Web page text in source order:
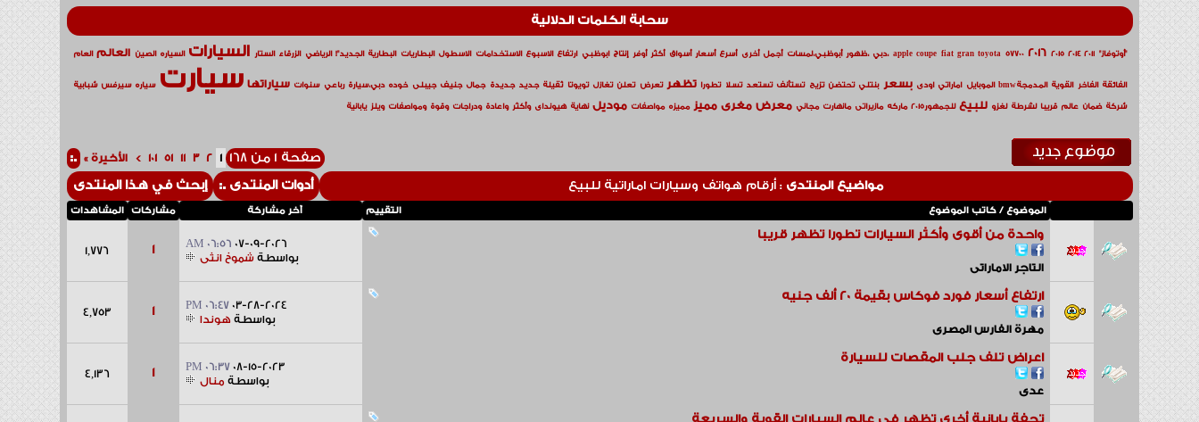
سحابة الكلمات الدلالية
"أوتوفاز" 2011
2014
2015
2016
57700
apple coupe fiat gran toyota ،دبي ،ظهور أبوظبي،لمسات أجمل أخرى أسرع أسعار أسواق أكثر أوفر إنتاج ابوظبي ارتفاع الاسبوع الاستخدامات الاسطول البطاريات البطارية الجديد"! الرياضي الزرقاء الستار السيارات السياره الصين العالم العام
الفائقة الفاخر القوية المدمجةbmw الموبايل اماراتي اودى بسعر بنتلي تحتضن تزيح تستأنف تستعد تسلا تطورا تظهر تعرض تعلن تغازل تويوتا ثقيلة جديد جديدة جمال جنيف جيبلى خوده دبي،سيارة رباعي سنوات سياراتها سيارت سياره سيرفس شبابية
شركة ضمان عالم قريبا لشرطة لغزو للبيع للجمهور2015 ماركه مازيراتى مانهارت مجاني معرض مغرى مميز مميزه مواصفات موديل نهاية هيونداى وأكثر واعادة ودراجات وقوة ومواصفات ويلز يابانية
صفحة 1 من 168 1
2
3
11
51
101
> الأخيرة»
مواضيع المنتدى : أرقام هواتف وسيارات اماراتية للبيع أدوات المنتدى إبحث في هذا المنتدى
التقييم الموضوع /كاتب الموضوع آخر مشاركة مشاركات المشاهدات
واحدة من أقوى وأكثر السيارات تطورا تظهر قريبا
التاجر الاماراتى
07-09-2026
06:56 AM
بواسطةشموخ انثى
1
1,776
ارتفاع أسعار فورد فوكاس بقيمة 20 ألف جنيه
مهرة الفارس المصرى
03-28-2024
06:47 PM
بواسطةهوندا
1
4,753
اعراض تلف جلب المقصات للسيارة
عدى
08-15-2023
06:37 PM
بواسطة منال
1
4,136